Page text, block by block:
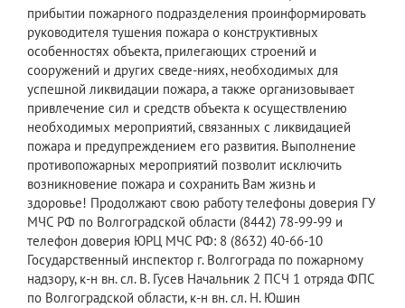
прибытии пожарного подразделения проинформировать
руководителя тушения пожара о конструктивных
особенностях объекта, прилегающих строений и
сооружений и других сведе-ниях, необходимых для
успешной ликвидации пожара, а также организовывает
привлечение сил и средств объекта к осуществлению
необходимых мероприятий, связанных с ликвидацией
пожара и предупреждением его развития. Выполнение
противопожарных мероприятий позволит исключить
возникновение пожара и сохранить Вам жизнь и
здоровье! Продолжают свою работу телефоны доверия ГУ
МЧС РФ по Волгоградской области (8442) 78-99-99 и
телефон доверия ЮРЦ МЧС РФ: 8 (8632) 40-66-10
Государственный инспектор г. Волгограда по пожарному
надзору, к-н вн. сл. В. Гусев Начальник 2 ПСЧ 1 отряда ФПС
по Волгоградской области, к-н вн. сл. Н. Юшин